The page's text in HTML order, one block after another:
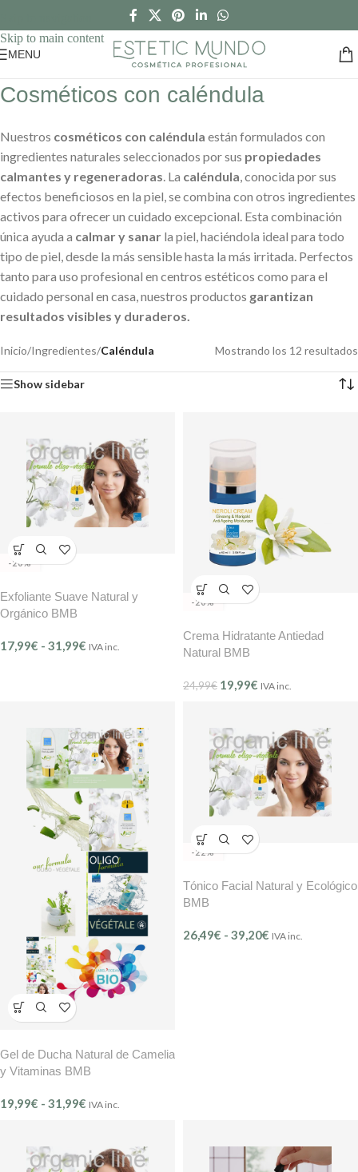
Skip to main content
MENU
Cosméticos con caléndula
Nuestros cosméticos con caléndula están formulados con
ingredientes naturales seleccionados por sus propiedades
calmantes y regeneradoras. La caléndula, conocida por sus
efectos beneficiosos en la piel, se combina con otros ingredientes
activos para ofrecer un cuidado excepcional. Esta combinación
única ayuda a calmar y sanar la piel, haciéndola ideal para todo
tipo de piel, desde la más sensible hasta la más irritada. Perfectos
tanto para uso profesional en centros estéticos como para el
cuidado personal en casa, nuestros productos garantizan
resultados visibles y duraderos.
Inicio/Ingredientes/Caléndula Mostrando los 12 resultados
Show sidebar
-20%
Exfoliante Suave Natural y
Orgánico BMB
17,99€ - 31,99€ IVA inc.
-20%
Crema Hidratante Antiedad
Natural BMB
24,99€ 19,99€ IVA inc.
Gel de Ducha Natural de Camelia
y Vitaminas BMB
19,99€ - 31,99€ IVA inc.
-22%
Tónico Facial Natural y Ecológico
BMB
26,49€ - 39,20€ IVA inc.